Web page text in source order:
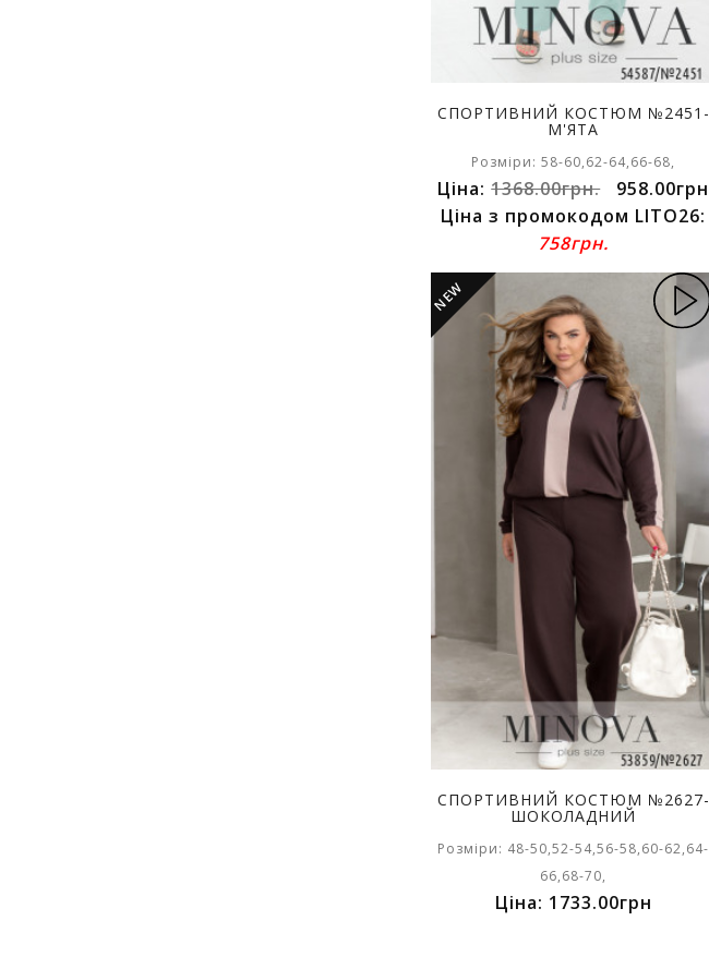
СПОРТИВНИЙ КОСТЮМ №2451-
М'ЯТА
Розміри: 58-60,62-64,66-68,
Ціна:1368.00грн.
958.00грн
Ціна з промокодом LITO26:
758грн.
NEW
СПОРТИВНИЙ КОСТЮМ №2627-
ШОКОЛАДНИЙ
Розміри: 48-50,52-54,56-58,60-62,64-
66,68-70,
Ціна: 1733.00грн